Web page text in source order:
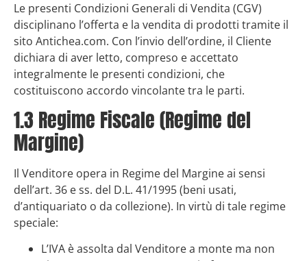
Le presenti Condizioni Generali di Vendita (CGV)
disciplinano l’offerta e la vendita di prodotti tramite il
sito Antichea.com. Con l’invio dell’ordine, il Cliente
dichiara di aver letto, compreso e accettato
integralmente le presenti condizioni, che
costituiscono accordo vincolante tra le parti.
1.3 Regime Fiscale (Regime del
Margine)
Il Venditore opera in Regime del Margine ai sensi
dell’art. 36 e ss. del D.L. 41/1995 (beni usati,
d’antiquariato o da collezione). In virtù di tale regime
speciale:
L’IVA è assolta dal Venditore a monte ma non